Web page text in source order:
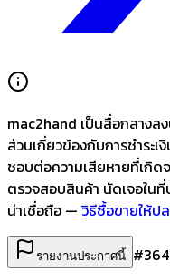
mac2hand เป็นสื่อกลางลง
ส่วนเกี่ยวข้องกับการชำระ
ชอบต่อความเสียหายที่เกิด
ตรวจสอบสินค้า นัดเจอใน
น่าเชื่อถือ — วิธีซื้อขายให้ป
รายงานประกาศนี้ #